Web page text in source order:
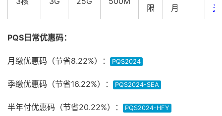
限
月
达
PQS日常优惠码：
月缴优惠码（节省8.22%）： PQS2024
季缴优惠码（节省16.22%）： PQS2024-SEA
半年付优惠码（节省20.22%）： PQS2024-HFY